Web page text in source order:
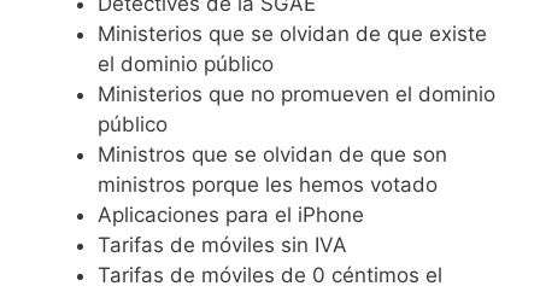
Ministerios que se olvidan de que existe
el dominio público
Ministerios que no promueven el dominio
público
Ministros que se olvidan de que son
ministros porque les hemos votado
Aplicaciones para el iPhone
Tarifas de móviles sin IVA
Tarifas de móviles de 0 céntimos el